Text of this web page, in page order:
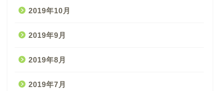
2019年10月
2019年9月
2019年8月
2019年7月